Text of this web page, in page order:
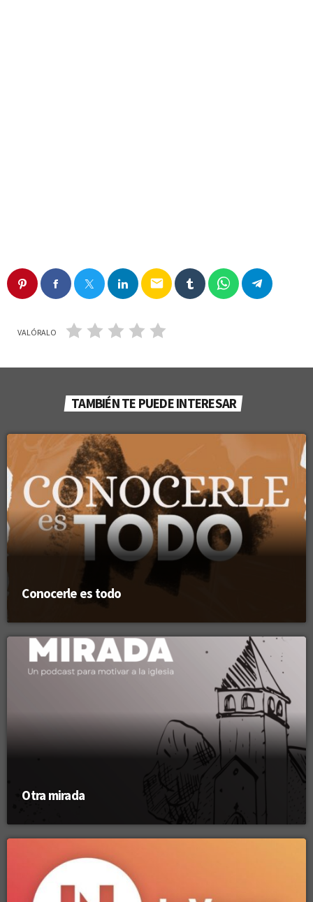
email
VALÓRALO
TAMBIÉN TE PUEDE INTERESAR
Conocerle es todo
Otra mirada